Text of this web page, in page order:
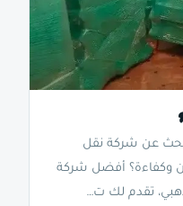
عن شركة نقل
وكفاءة؟ أفضل شركة
تقدم لك ت…